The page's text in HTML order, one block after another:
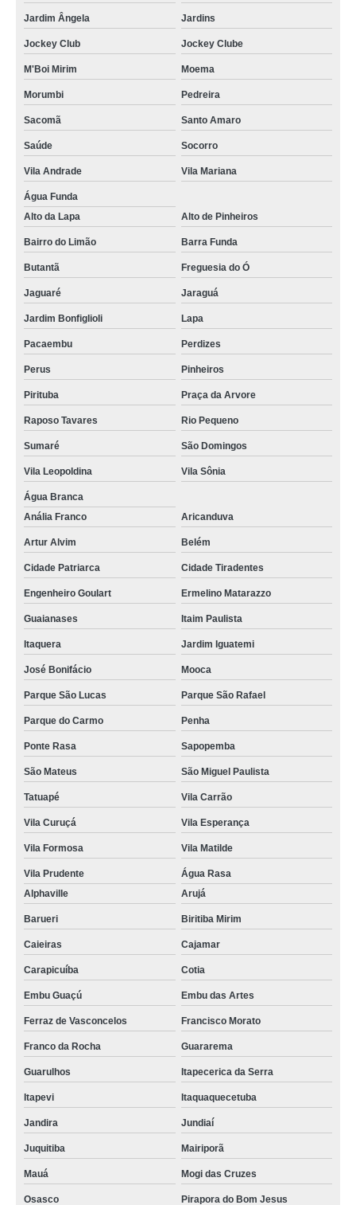
Jardim Ângela Jardins
Jockey Club Jockey Clube
M'Boi Mirim Moema
Morumbi Pedreira
Sacomã Santo Amaro
Saúde Socorro
Vila Andrade Vila Mariana
Água Funda
Alto da Lapa
Alto de Pinheiros
Bairro do Limão Barra Funda
Butantã Freguesia do Ó
Jaguaré Jaraguá
Jardim Bonfiglioli Lapa
Pacaembu Perdizes
Perus Pinheiros
Pirituba Praça da Arvore
Raposo Tavares Rio Pequeno
Sumaré São Domingos
Vila Leopoldina Vila Sônia
Água Branca
Anália Franco
Aricanduva
Artur Alvim Belém
Cidade Patriarca Cidade Tiradentes
Engenheiro Goulart Ermelino Matarazzo
Guaianases Itaim Paulista
Itaquera Jardim Iguatemi
José Bonifácio Mooca
Parque São Lucas Parque São Rafael
Parque do Carmo Penha
Ponte Rasa Sapopemba
São Mateus São Miguel Paulista
Tatuapé Vila Carrão
Vila Curuçá Vila Esperança
Vila Formosa Vila Matilde
Vila Prudente
Água Rasa
Alphaville
Arujá
Barueri Biritiba Mirim
Caieiras Cajamar
Carapicuíba Cotia
Embu Guaçú Embu das Artes
Ferraz de Vasconcelos Francisco Morato
Franco da Rocha Guararema
Guarulhos Itapecerica da Serra
Itapevi Itaquaquecetuba
Jandira Jundiaí
Juquitiba Mairiporã
Mauá Mogi das Cruzes
Osasco Pirapora do Bom Jesus